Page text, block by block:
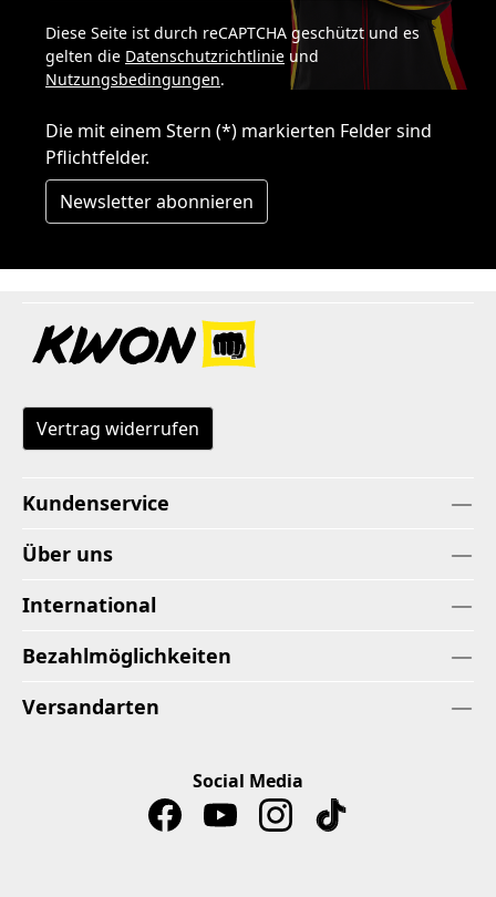
Diese Seite ist durch reCAPTCHA geschützt und es
gelten die Datenschutzrichtlinie und
Nutzungsbedingungen.
Die mit einem Stern (*) markierten Felder sind
Pflichtfelder.
Newsletter abonnieren
Vertrag widerrufen
Kundenservice
Über uns
International
Bezahlmöglichkeiten
Versandarten
Social Media